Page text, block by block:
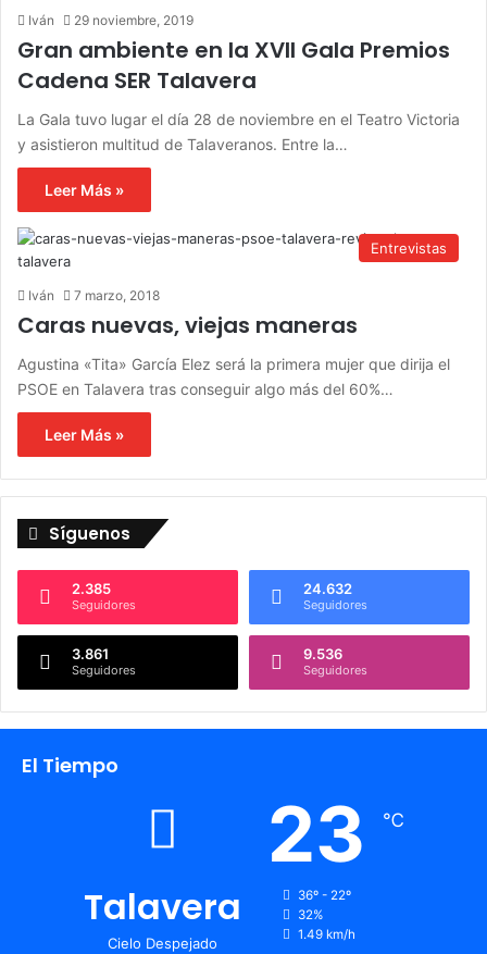
Iván 29 noviembre, 2019
Gran ambiente en la XVII Gala Premios
Cadena SER Talavera
La Gala tuvo lugar el día 28 de noviembre en el Teatro Victoria
y asistieron multitud de Talaveranos. Entre la…
Leer Más »
Entrevistas
Iván 7 marzo, 2018
Caras nuevas, viejas maneras
Agustina «Tita» García Elez será la primera mujer que dirija el
PSOE en Talavera tras conseguir algo más del 60%…
Leer Más »
Síguenos
2.385
Seguidores
24.632
Seguidores
3.861
Seguidores
9.536
Seguidores
El Tiempo
Talavera
Cielo Despejado
23 ℃
36º - 22º
32%
1.49 km/h